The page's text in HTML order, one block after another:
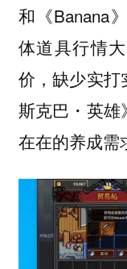
和《Banana
体道具行情
价，缺少实打
斯克巴・英雄
在在的养成需